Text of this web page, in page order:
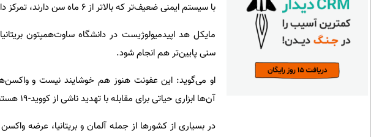
با سیستم ایمنی ضعیف‌تر که بالاتر از ۶ ماه سن دارند، تمرکز دارند.
مایکل هد اپیدمیولوژیست در دانشگاه ساوت‌همپتون
سنی پایین‌تر هم انجام شود.
او می‌گوید: این عفونت هنوز هم خوشایند نیست و
آن‌ها ابزاری حیاتی برای مقابله با تهدید ناشی از کووید-۱۹ هستند.